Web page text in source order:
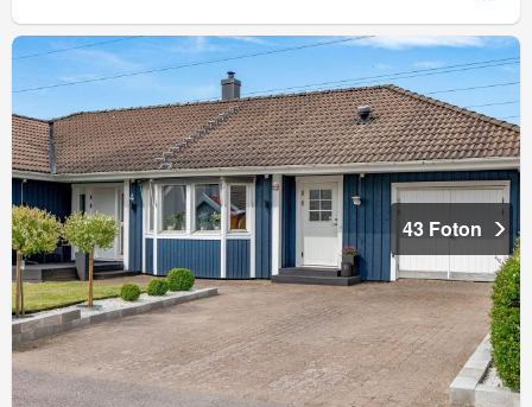
43 Foton